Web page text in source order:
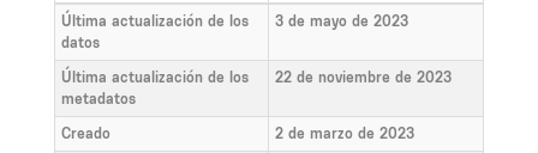
Última actualización de los
datos
3 de mayo de 2023
Última actualización de los
metadatos
22 de noviembre de 2023
Creado
2 de marzo de 2023